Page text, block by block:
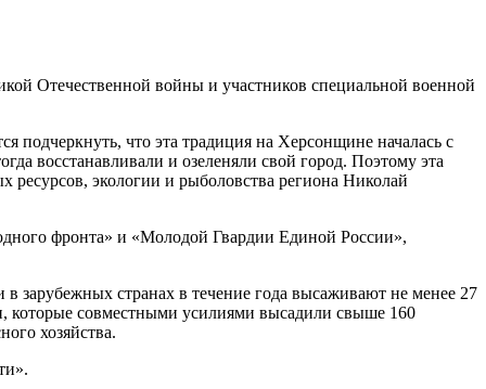
Отечественной войны и участников специальной военной
подчеркнуть, что эта традиция на Херсонщине началась с
восстанавливали и озеленяли свой город. Поэтому эта
экологии и рыболовства региона Николай
фронта» и «Молодой Гвардии Единой России»,
зарубежных странах в течение года высаживают не менее 27
которые совместными усилиями высадили свыше 160
хозяйства.